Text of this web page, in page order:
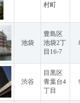
村町
池袋
豊島区
池袋2丁
目16-7
渋谷
目黒区
青葉台4
丁目